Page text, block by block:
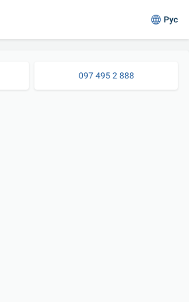
Рус
097 495 2 888